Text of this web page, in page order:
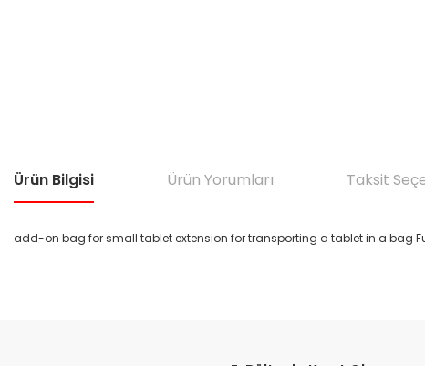
Ürün Bilgisi Ürün Yorumları Taksit
add-on bag for small tablet extension for transporting a tablet in a bag